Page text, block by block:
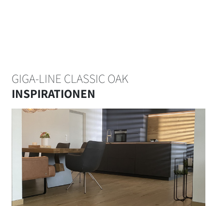
GIGA-LINE CLASSIC OAK
INSPIRATIONEN